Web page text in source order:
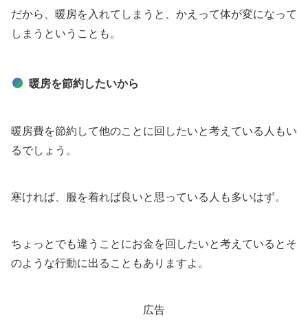
だから、暖房を入れてしまうと、かえって体が変になって
しまうということも。
暖房を節約したいから
暖房費を節約して他のことに回したいと考えている人もい
るでしょう。
寒ければ、服を着れば良いと思っている人も多いはず。
ちょっとでも違うことにお金を回したいと考えているとそ
のような行動に出ることもありますよ。
広告